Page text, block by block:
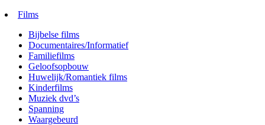
Films
Bijbelse films
Documentaires/Informatief
Familiefilms
Geloofsopbouw
Huwelijk/Romantiek films
Kinderfilms
Muziek dvd’s
Spanning
Waargebeurd